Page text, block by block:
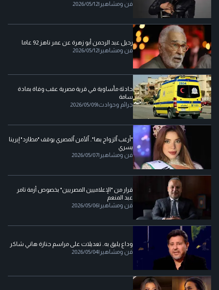
فن ومشاهير |
2026/05/12
رحيل عبد الرحمن أبو زهرة عن عمر ناهز 92 عاما
فن ومشاهير |
2026/05/12
حادثة مأساوية في قرية مصرية عقب وفاة بمادة
سامة
جرائم وحوادث|
2026/05/09
"أرغب ٱلزواج بها".. ٱلأمن ٱلمصري يوقف "مطارد" إيرينا
يسري
فن ومشاهير |
2026/05/07
قرار من "الإعلاميين المصريين" بخصوص أزمة تامر
عبد المنعم
فن ومشاهير |
2026/05/06
وداع يليق به.. تعديلات على مراسم جنازة هاني شاكر
فن ومشاهير |
2026/05/04